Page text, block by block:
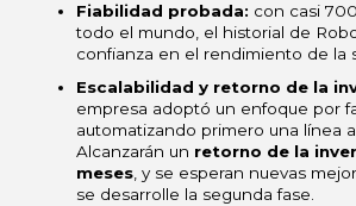
Fiabilidad probada: con casi
todo el mundo, el historial de
confianza en el rendimiento de la
Escalabilidad y retorno de la
empresa adoptó un enfoque por
automatizando primero una línea
Alcanzarán un retorno de la
meses, y se esperan nuevas
se desarrolle la segunda fase.